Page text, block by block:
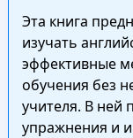
Эта книга
изучать
эффективные
обучения без
учителя. В ней
упражнения и